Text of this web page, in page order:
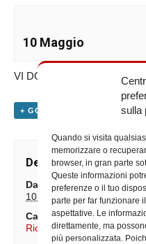
sulla
Quando si visita
memorizzare o
browser, in gran parte
Queste informazioni
preferenze o il tuo
parte per far funzionare
aspettative. Le
direttamente, ma
più personalizzata.
10 Maggio
VI DOMENICA DI PASQUA
+ GOOGLE CALENDAR
Dettagli
Data:
10 Maggio
Categoria Evento:
Ricorrenze